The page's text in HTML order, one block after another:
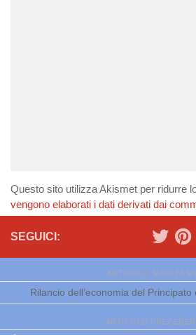
Questo sito utilizza Akismet per ridurre
vengono elaborati i dati derivati dai
SEGUICI:
ARTICOLO
Rilancio dell’economia del
ARTICOLO